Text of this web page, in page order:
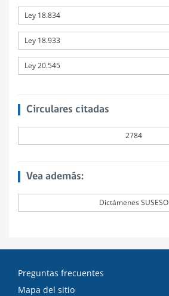
Ley 18.834
Ley 18.933
Ley 20.545
Circulares citadas
2784
Vea además:
Dictámenes SUSESO
Preguntas frecuentes
Mapa del sitio